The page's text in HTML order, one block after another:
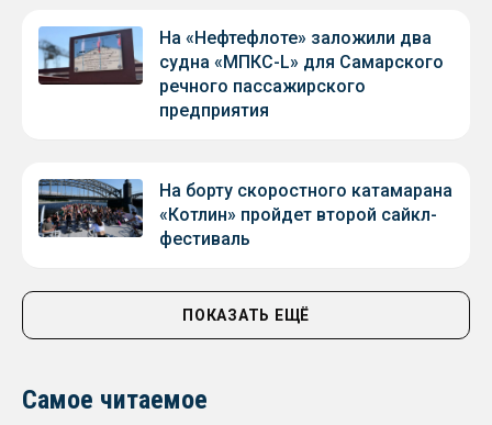
На «Нефтефлоте» заложили два
судна «МПКС-L» для Самарского
речного пассажирского
предприятия
На борту скоростного катамарана
«Котлин» пройдет второй сайкл-
фестиваль
ПОКАЗАТЬ ЕЩЁ
Самое читаемое